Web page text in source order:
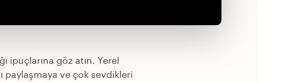
ipuçlarına göz atın. Yerel
paylaşmaya ve çok sevdikleri